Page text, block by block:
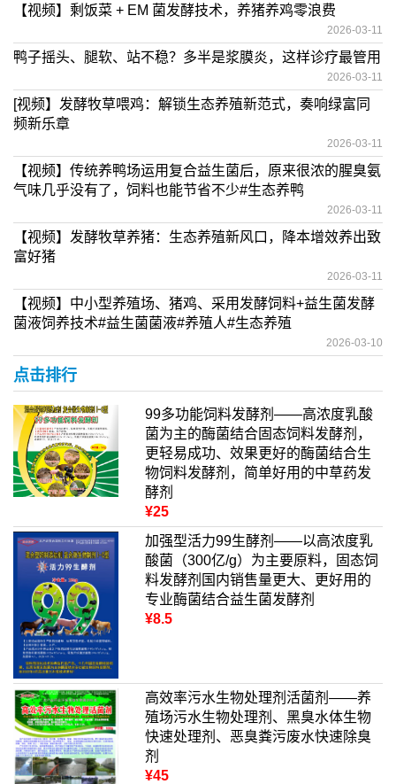
【视频】剩饭菜 + EM 菌发酵技术，养猪养鸡零浪费
2026-03-11
鸭子摇头、腿软、站不稳？多半是浆膜炎，这样诊疗最管用
2026-03-11
[视频】发酵牧草喂鸡：解锁生态养殖新范式，奏响绿富同
频新乐章
2026-03-11
【视频】传统养鸭场运用复合益生菌后，原来很浓的腥臭氨
气味几乎没有了，饲料也能节省不少#生态养鸭
2026-03-11
【视频】发酵牧草养猪：生态养殖新风口，降本增效养出致
富好猪
2026-03-11
【视频】中小型养殖场、猪鸡、采用发酵饲料+益生菌发酵
菌液饲养技术#益生菌菌液#养殖人#生态养殖
2026-03-10
点击排行
99多功能饲料发酵剂——高浓度乳酸
菌为主的酶菌结合固态饲料发酵剂，
更轻易成功、效果更好的酶菌结合生
物饲料发酵剂，简单好用的中草药发
酵剂
¥25
加强型活力99生酵剂——以高浓度乳
酸菌（300亿/g）为主要原料，固态饲
料发酵剂国内销售量更大、更好用的
专业酶菌结合益生菌发酵剂
¥8.5
高效率污水生物处理剂活菌剂——养
殖场污水生物处理剂、黑臭水体生物
快速处理剂、恶臭粪污废水快速除臭
剂
¥45